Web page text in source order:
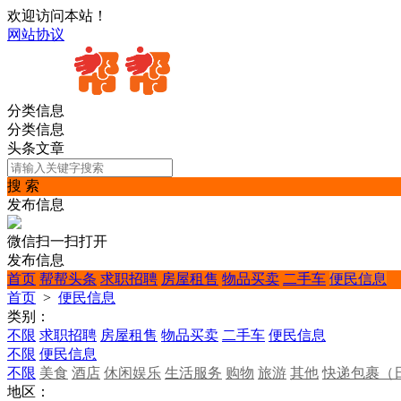
欢迎访问本站！
网站协议
分类信息
分类信息
头条文章
搜 索
发布信息
微信扫一扫打开
发布信息
首页 帮帮头条 求职招聘 房屋租售 物品买卖 二手车 便民信息
首页 > 便民信息
类别：
不限 求职招聘 房屋租售 物品买卖 二手车 便民信息
不限 便民信息
不限 美食 酒店 休闲娱乐 生活服务 购物 旅游 其他 快递包裹（
地区：